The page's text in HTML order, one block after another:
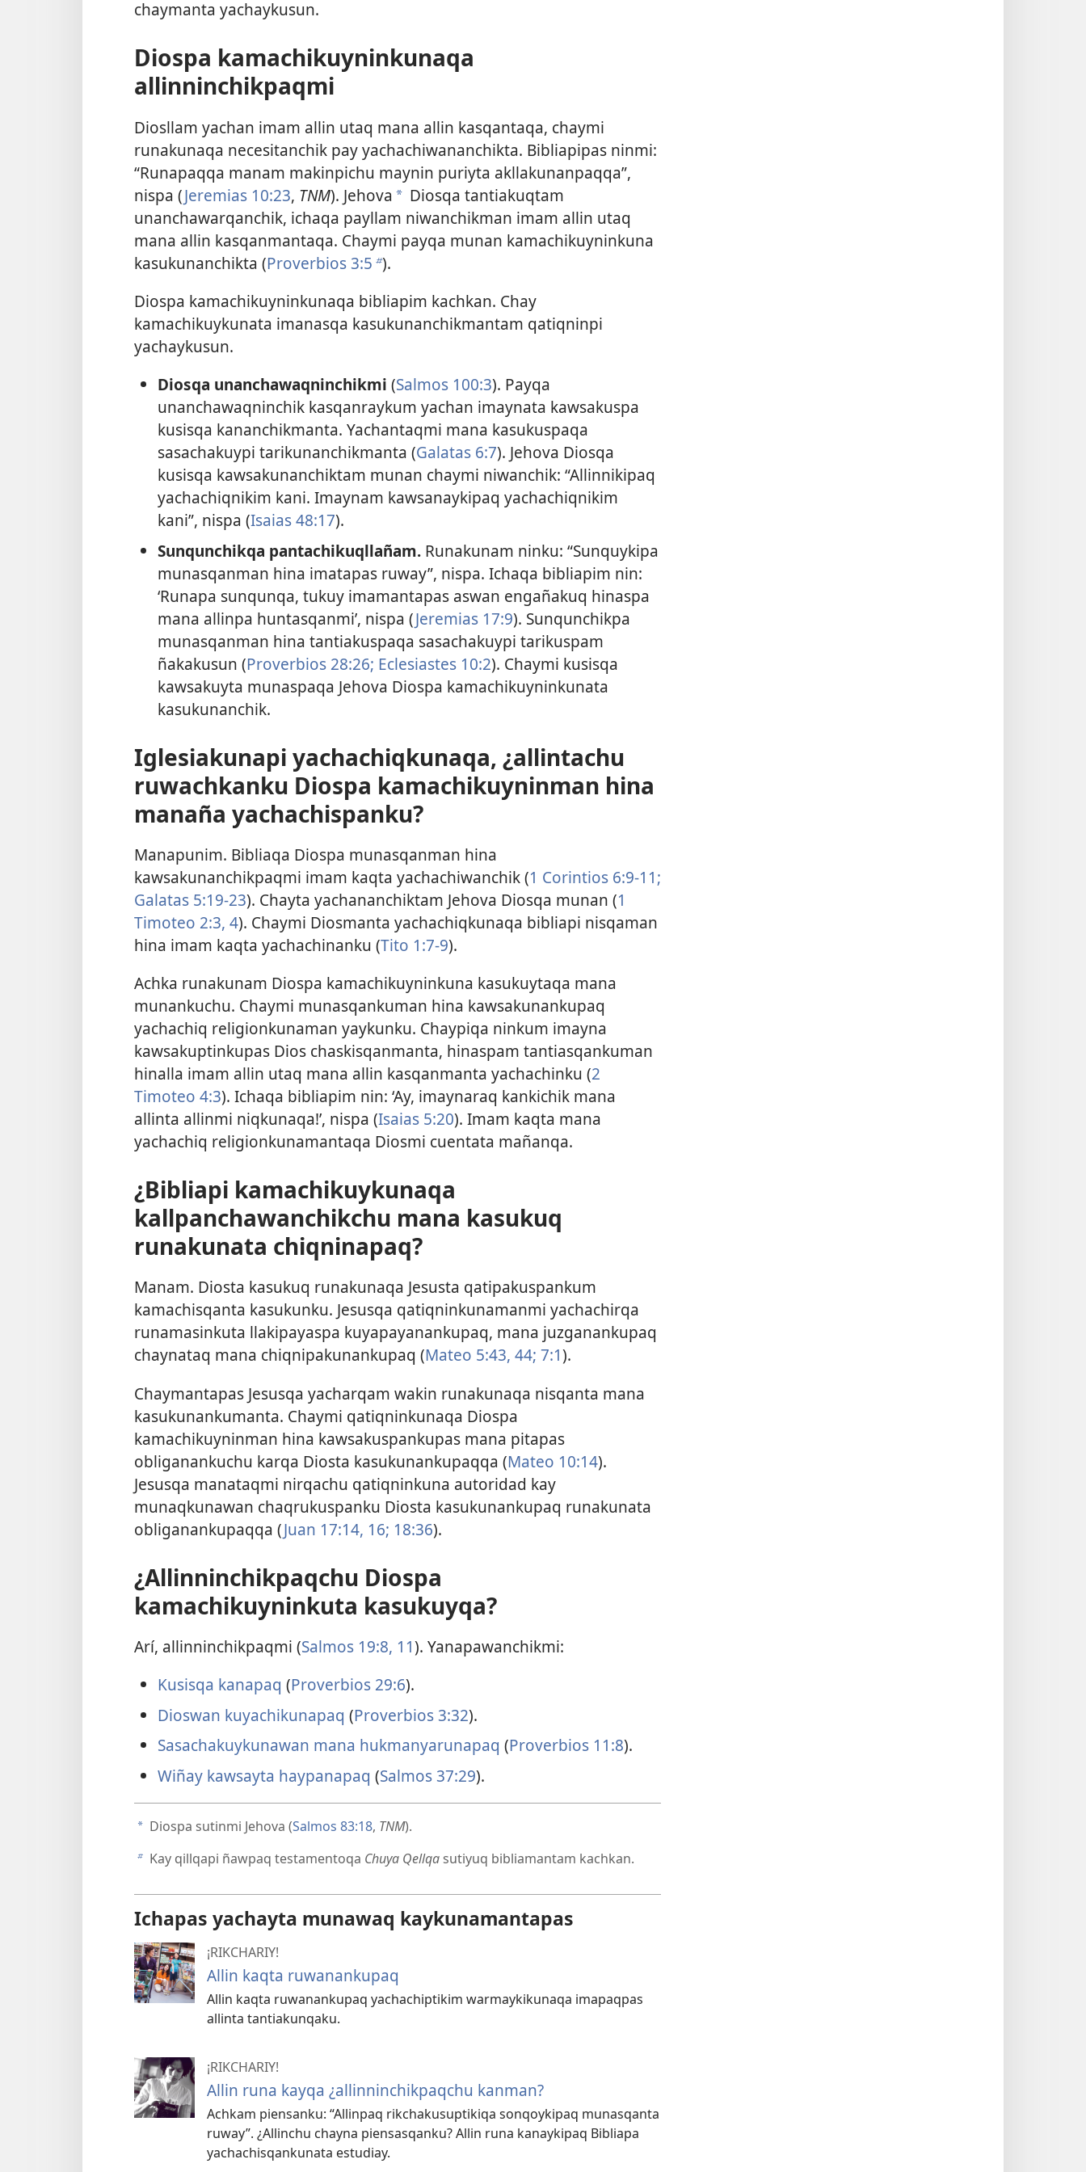
chaymanta yachaykusun.
Diospa kamachikuyninkunaqa
allinninchikpaqmi
Diosllam yachan imam allin utaq mana allin kasqantaqa, chaymi
runakunaqa necesitanchik pay yachachiwananchikta. Bibliapipas ninmi:
“Runapaqqa manam makinpichu maynin puriyta akllakunanpaqqa”,
nispa (Jeremias 10:23, TNM). Jehova a Diosqa tantiakuqtam
unanchawarqanchik, ichaqa payllam niwanchikman imam allin utaq
mana allin kasqanmantaqa. Chaymi payqa munan kamachikuyninkuna
kasukunanchikta (Proverbios 3:5 b).
Diospa kamachikuyninkunaqa bibliapim kachkan. Chay
kamachikuykunata imanasqa kasukunanchikmantam qatiqninpi
yachaykusun.
Diosqa unanchawaqninchikmi (Salmos 100:3). Payqa
unanchawaqninchik kasqanraykum yachan imaynata kawsakuspa
kusisqa kananchikmanta. Yachantaqmi mana kasukuspaqa
sasachakuypi tarikunanchikmanta (Galatas 6:7). Jehova Diosqa
kusisqa kawsakunanchiktam munan chaymi niwanchik: “Allinnikipaq
yachachiqnikim kani. Imaynam kawsanaykipaq yachachiqnikim
kani”, nispa (Isaias 48:17).
Sunqunchikqa pantachikuqllañam.Runakunam ninku: “Sunquykipa
munasqanman hina imatapas ruway”, nispa. Ichaqa bibliapim nin:
‘Runapa sunqunqa, tukuy imamantapas aswan engañakuq hinaspa
mana allinpa huntasqanmi’, nispa (Jeremias 17:9). Sunqunchikpa
munasqanman hina tantiakuspaqa sasachakuypi tarikuspam
ñakakusun (Proverbios 28:26; Eclesiastes 10:2). Chaymi kusisqa
kawsakuyta munaspaqa Jehova Diospa kamachikuyninkunata
kasukunanchik.
Iglesiakunapi yachachiqkunaqa, ¿allintachu
ruwachkanku Diospa kamachikuyninman hina
manaña yachachispanku?
Manapunim. Bibliaqa Diospa munasqanman hina
kawsakunanchikpaqmi imam kaqta yachachiwanchik (1 Corintios 6:9-11;
Galatas 5:19-23). Chayta yachananchiktam Jehova Diosqa munan (1
Timoteo 2:3, 4). Chaymi Diosmanta yachachiqkunaqa bibliapi nisqaman
hina imam kaqta yachachinanku (Tito 1:7-9).
Achka runakunam Diospa kamachikuyninkuna kasukuytaqa mana
munankuchu. Chaymi munasqankuman hina kawsakunankupaq
yachachiq religionkunaman yaykunku. Chaypiqa ninkum imayna
kawsakuptinkupas Dios chaskisqanmanta, hinaspam tantiasqankuman
hinalla imam allin utaq mana allin kasqanmanta yachachinku (2
Timoteo 4:3). Ichaqa bibliapim nin: ‘Ay, imaynaraq kankichik mana
allinta allinmi niqkunaqa!’, nispa (Isaias 5:20). Imam kaqta mana
yachachiq religionkunamantaqa Diosmi cuentata mañanqa.
¿Bibliapi kamachikuykunaqa
kallpanchawanchikchu mana kasukuq
runakunata chiqninapaq?
Manam. Diosta kasukuq runakunaqa Jesusta qatipakuspankum
kamachisqanta kasukunku. Jesusqa qatiqninkunamanmi yachachirqa
runamasinkuta llakipayaspa kuyapayanankupaq, mana juzganankupaq
chaynataq mana chiqnipakunankupaq (Mateo 5:43, 44; 7:1).
Chaymantapas Jesusqa yacharqam wakin runakunaqa nisqanta mana
kasukunankumanta. Chaymi qatiqninkunaqa Diospa
kamachikuyninman hina kawsakuspankupas mana pitapas
obliganankuchu karqa Diosta kasukunankupaqqa (Mateo 10:14).
Jesusqa manataqmi nirqachu qatiqninkuna autoridad kay
munaqkunawan chaqrukuspanku Diosta kasukunankupaq runakunata
obliganankupaqqa (Juan 17:14, 16; 18:36).
¿Allinninchikpaqchu Diospa
kamachikuyninkuta kasukuyqa?
Arí, allinninchikpaqmi (Salmos 19:8, 11). Yanapawanchikmi:
Kusisqa kanapaq (Proverbios 29:6).
Dioswan kuyachikunapaq (Proverbios 3:32).
Sasachakuykunawan mana hukmanyarunapaq (Proverbios 11:8).
Wiñay kawsayta haypanapaq (Salmos 37:29).
a Diospa sutinmi Jehova (Salmos 83:18, TNM).
b Kay qillqapi ñawpaq testamentoqa Chuya Qellqa sutiyuq bibliamantam kachkan.
Ichapas yachayta munawaq kaykunamantapas
¡RIKCHARIY!
Allin kaqta ruwanankupaq
Allin kaqta ruwanankupaq yachachiptikim warmaykikunaqa imapaqpas
allinta tantiakunqaku.
¡RIKCHARIY!
Allin runa kayqa ¿allinninchikpaqchu kanman?
Achkam piensanku: “Allinpaq rikchakusuptikiqa sonqoykipaq munasqanta
ruway”. ¿Allinchu chayna piensasqanku? Allin runa kanaykipaq Bibliapa
yachachisqankunata estudiay.